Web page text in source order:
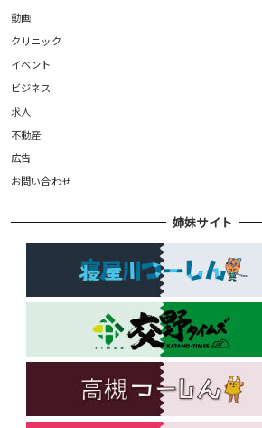
動画
クリニック
イベント
ビジネス
求人
不動産
広告
お問い合わせ
姉妹サイト